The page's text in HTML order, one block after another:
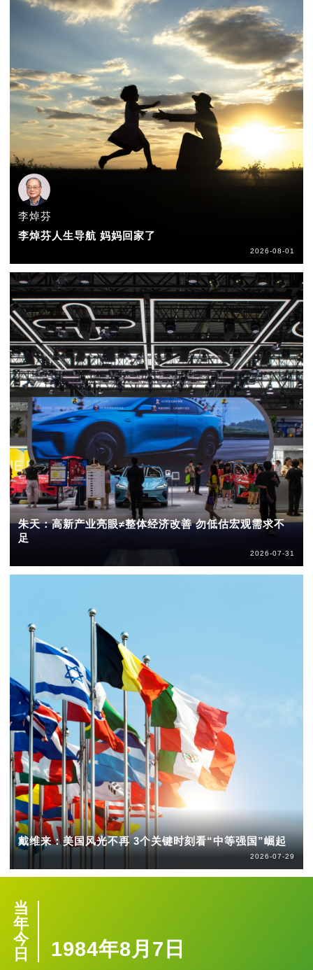
李焯芬
李焯芬人生导航 妈妈回家了
2026-08-01
朱天：高新产业亮眼≠整体经济改善 勿低估宏观需求不
足
2026-07-31
戴维来：美国风光不再 3个关键时刻看“中等强国”崛起
2026-07-29
当
年
今
日
1984年8月7日